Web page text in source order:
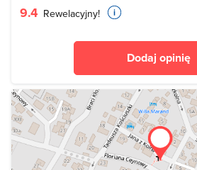
9.4 Rewelacyjny!
Dodaj opinię